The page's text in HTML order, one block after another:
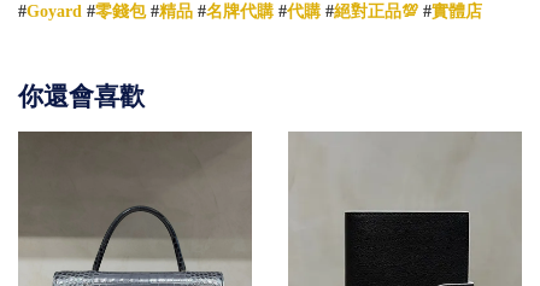
#Goyard #零錢包#精品 #名牌代購 #代購 #絕對正品💯 #實體店
你還會喜歡